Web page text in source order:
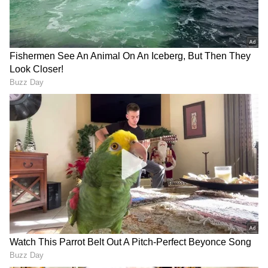
ಪಡೆಯುತಿದ್ದಾರೆ. ಕಾರು ಸಂಪೂರ್ಣ ನಜ್ಜುಗುಜ್ಜಾಗಿದೆ. ಘಟನಾ
ಸ್ಥಳಕ್ಕೆ ಚಿತ್ರದುರ್ಗ ಎಸ್ಪಿ ಭೇಟಿ ನೀಡಿ ಪರಿಶೀಲನೆ ನಡೆಸಿದ್ದಾರೆ.
ಈ ಸಂಬಂಧ ಚಿತ್ರದುರ್ಗ ಗ್ರಾಮಾಂತರ ಪೊಲೀಸ್
ಠಾಣೆಯಲ್ಲಿ ಪ್ರಕರಣ ದಾಖಲಾಗಿದೆ.
Bengaluru: 4 ವರ್ಷದ ಮಗು
ಜತೆ ಕಟ್ಟಡದ ಮೇಲೆ ನಿಂತು
ಆತ್ಮ*ಹತ್ಯೆಗೆ ಯತ್ನಿಸಿದ ಮಹಿಳೆ
ಗಂಗಾವತಿಯಲ್ಲಿ ಬೆಚ್ಚಿಬೀಳಿಸಿದ
ಘಟನೆ: ಯುವಕನ ಕೊಲೆ ಮಾಡಿ
ಬೆಂಕಿ ಹಚ್ಚಿದ ದುಷ್ಕರ್ಮಿಗಳು
ತಪ್ಪು ವಿಳಾಸಕ್ಕೆ ಆರ್ಡರ್, ನಕಲಿ